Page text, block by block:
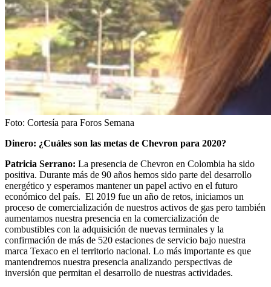
Foto: Cortesía para Foros Semana
Dinero: ¿Cuáles son las metas de Chevron para 2020?
Patricia Serrano: La presencia de Chevron en Colombia ha sido
positiva. Durante más de 90 años hemos sido parte del desarrollo
energético y esperamos mantener un papel activo en el futuro
económico del país. El 2019 fue un año de retos, iniciamos un
proceso de comercialización de nuestros activos de gas pero también
aumentamos nuestra presencia en la comercialización de
combustibles con la adquisición de nuevas terminales y la
confirmación de más de 520 estaciones de servicio bajo nuestra
marca Texaco en el territorio nacional. Lo más importante es que
mantendremos nuestra presencia analizando perspectivas de
inversión que permitan el desarrollo de nuestras actividades.